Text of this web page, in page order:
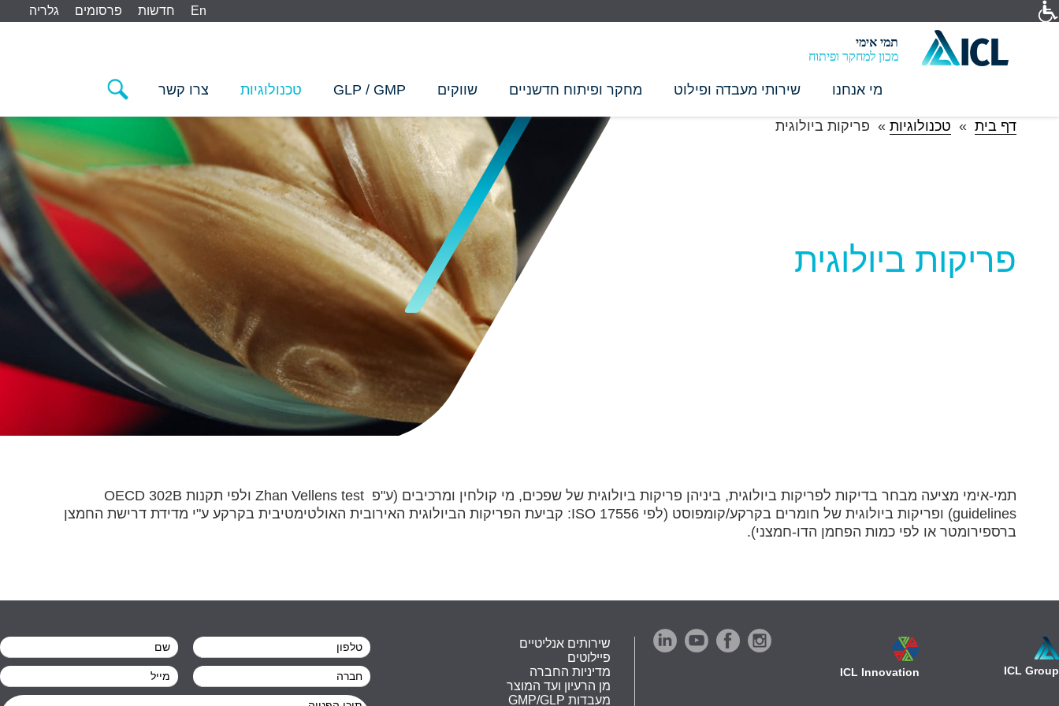
En חדשות פרסומים גלריה
תמי אימי
מכון למחקר ופיתוח
מי אנחנו שירותי מעבדה ופילוט מחקר ופיתוח חדשניים שווקים GLP / GMP טכנולוגיות צרו קשר
דף בית » טכנולוגיות » פריקות ביולוגית
פריקות ביולוגית
תמי-אימי מציעה מבחר בדיקות לפריקות ביולוגית, ביניהן פריקות ביולוגית של שפכים, מי קולחין ומרכיבים (ע"פ Zhan Vellens test ולפי תקנות OECD 302B
guidelines) ופריקות ביולוגית של חומרים בקרקע/קומפוסט (לפי ISO 17556: קביעת הפריקות הביולוגית האירובית האולטימטיבית בקרקע ע"י מדידת דרישת החמצן
ברספירומטר או לפי כמות הפחמן הדו-חמצני).
שירותים אנליטיים
פיילוטים
מדיניות החברה
מן הרעיון ועד המוצר
GMP/GLP מעבדות
ICL Group
ICL Innovation